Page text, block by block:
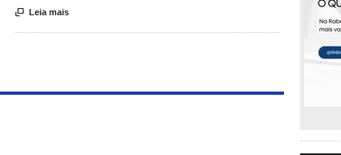
 Leia mais